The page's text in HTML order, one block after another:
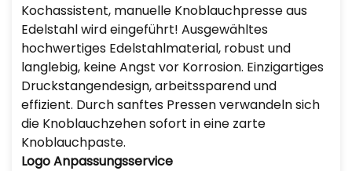
Kochassistent, manuelle Knoblauchpresse aus
Edelstahl wird eingeführt! Ausgewähltes
hochwertiges Edelstahlmaterial, robust und
langlebig, keine Angst vor Korrosion. Einzigartiges
Druckstangendesign, arbeitssparend und
effizient. Durch sanftes Pressen verwandeln sich
die Knoblauchzehen sofort in eine zarte
Knoblauchpaste.
LogoAnpassungsservice